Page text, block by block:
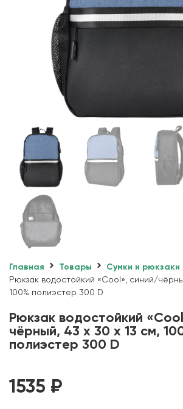
Главная Товары Сумки и рюкзаки
Рюкзак водостойкий «Cool», синий/
100% полиэстер 300 D
Рюкзак водостойкий
чёрный, 43 x 30 x 13 см,
полиэстер 300 D
1535 ₽